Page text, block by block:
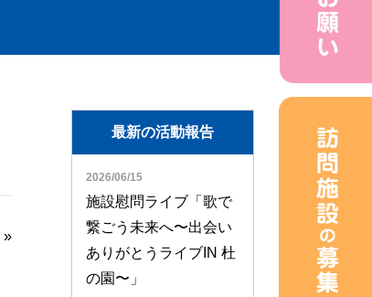
»
最新の活動報告
2026/06/15
施設慰問ライブ「歌で
繋ごう未来へ〜出会い
ありがとうライブIN 杜
の園〜」